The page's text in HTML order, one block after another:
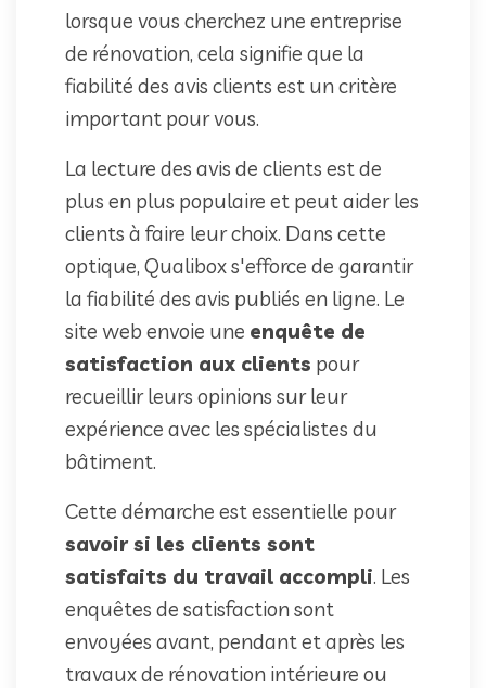
lorsque vous cherchez une entreprise
de rénovation, cela signifie que la
fiabilité des avis clients est un critère
important pour vous.
La lecture des avis de clients est de
plus en plus populaire et peut aider les
clients à faire leur choix. Dans cette
optique, Qualibox s'efforce de garantir
la fiabilité des avis publiés en ligne. Le
site web envoie une enquête de
satisfaction aux clients pour
recueillir leurs opinions sur leur
expérience avec les spécialistes du
bâtiment.
Cette démarche est essentielle pour
savoir si les clients sont
satisfaits du travail accompli. Les
enquêtes de satisfaction sont
envoyées avant, pendant et après les
travaux de rénovation intérieure ou